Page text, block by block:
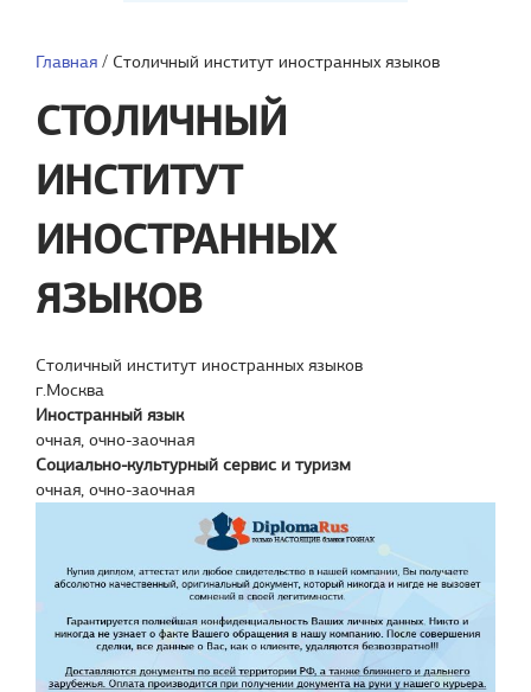
Главная / Столичный институт иностранных языков
СТОЛИЧНЫЙ
ИНСТИТУТ
ИНОСТРАННЫХ
ЯЗЫКОВ
Столичный институт иностранных языков
г.Москва
Иностранный язык
очная, очно-заочная
Социально-культурный сервис и туризм
очная, очно-заочная